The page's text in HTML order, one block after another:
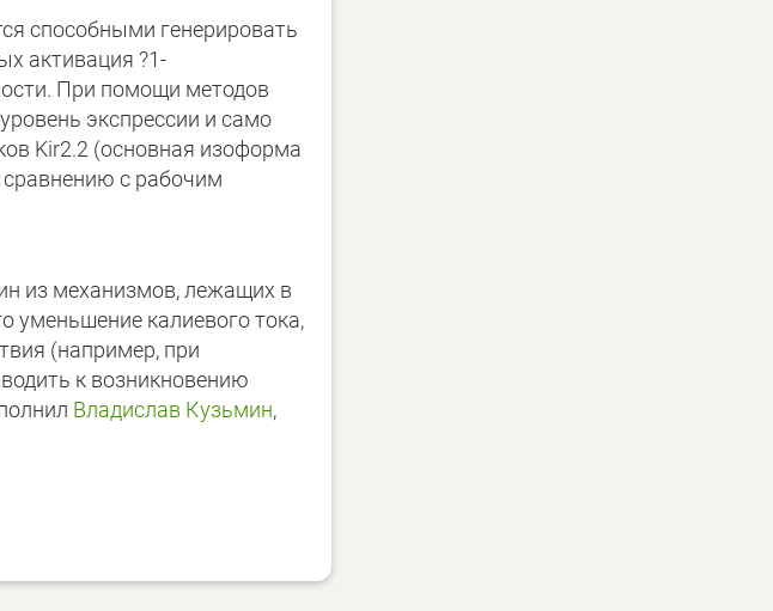
способными генерировать
активация ?1-
При помощи методов
экспрессии и само
Kir2.2 (основная изоформа
сравнению с рабочим
из механизмов, лежащих в
уменьшение калиевого тока,
(например, при
к возникновению
Владислав Кузьмин,